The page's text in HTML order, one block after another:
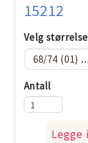
15212
Velg størrelse
Antall